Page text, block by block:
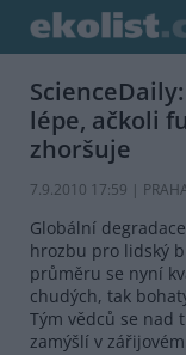
lépe, ačkoli
zhoršuje
7.9.2010 17:59 |
Globální
hrozbu pro lidský
průměru se nyní
chudých, tak
Tým vědců se nad
zamýšlí v